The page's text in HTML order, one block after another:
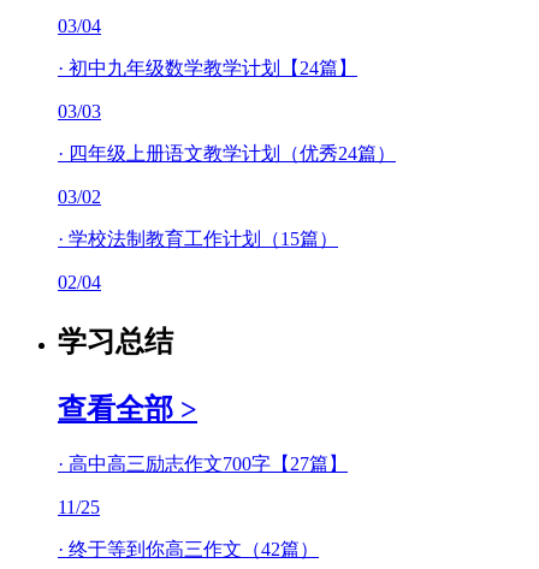
03/04
· 初中九年级数学教学计划【24篇】
03/03
· 四年级上册语文教学计划（优秀24篇）
03/02
· 学校法制教育工作计划（15篇）
02/04
学习总结
查看全部 >
· 高中高三励志作文700字【27篇】
11/25
· 终于等到你高三作文（42篇）